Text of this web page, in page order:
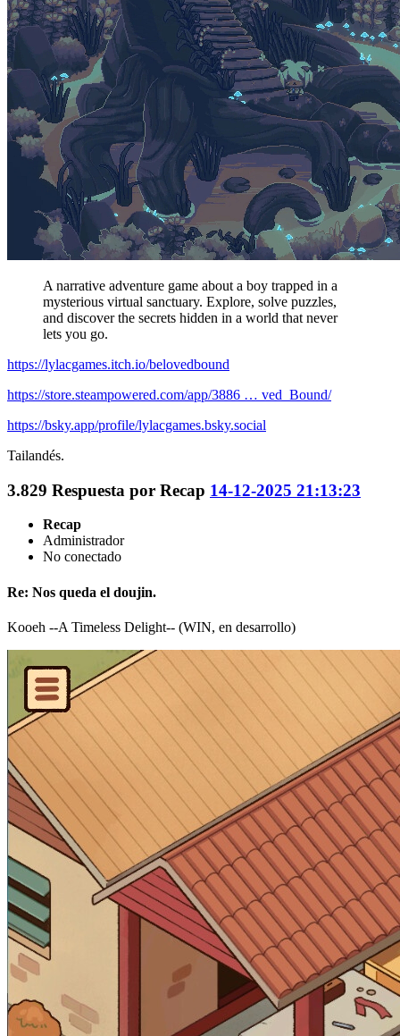
A narrative adventure game about a boy trapped in a
mysterious virtual sanctuary. Explore, solve puzzles,
and discover the secrets hidden in a world that never
lets you go.
https://lylacgames.itch.io/belovedbound
https://store.steampowered.com/app/3886 … ved_Bound/
https://bsky.app/profile/lylacgames.bsky.social
Tailandés.
3.829 Respuesta por Recap 14-12-2025 21:13:23
Recap
Administrador
No conectado
Re: Nos queda el doujin.
Kooeh --A Timeless Delight-- (WIN, en desarrollo)